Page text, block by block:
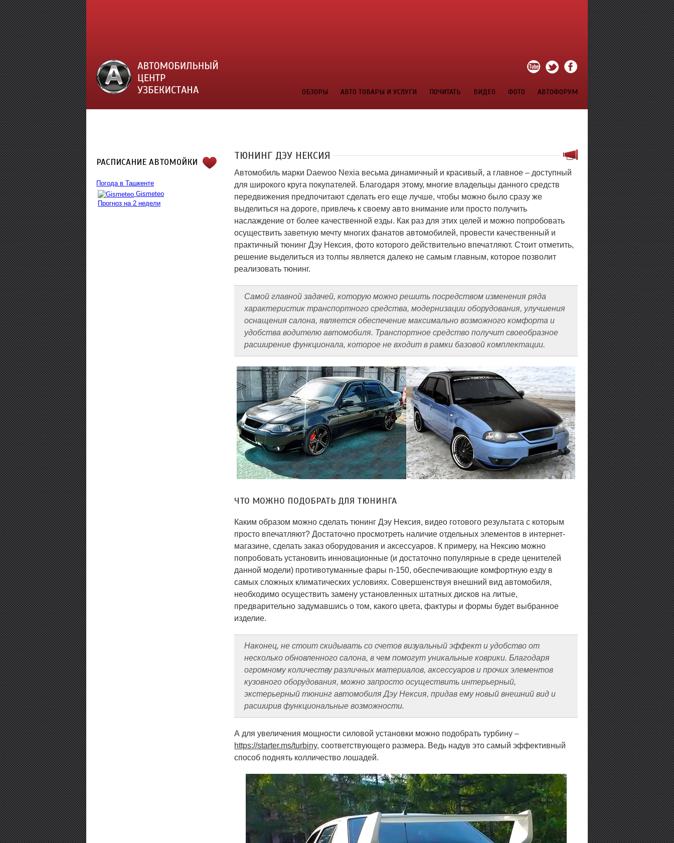
ОБЗОРЫ АВТО ТОВАРЫ И УСЛУГИ ПОЧИТАТЬ ВИДЕО ФОТО АВТОФОРУМ
РАСПИСАНИЕ АВТОМОЙКИ
Погода в Ташкенте
Gismeteo
Прогноз на 2 недели
ТЮНИНГ ДЭУ НЕКСИЯ
Автомобиль марки Daewoo Nexia весьма динамичный и красивый, а главное – доступный
для широкого круга покупателей. Благодаря этому, многие владельцы данного средств
передвижения предпочитают сделать его еще лучше, чтобы можно было сразу же
выделиться на дороге, привлечь к своему авто внимание или просто получить
наслаждение от более качественной езды. Как раз для этих целей и можно попробовать
осуществить заветную мечту многих фанатов автомобилей, провести качественный и
практичный тюнинг Дэу Нексия, фото которого действительно впечатляют. Стоит отметить,
решение выделиться из толпы является далеко не самым главным, которое позволит
реализовать тюнинг.
Самой главной задачей, которую можно решить посредством изменения ряда
характеристик транспортного средства, модернизации оборудования, улучшения
оснащения салона, является обеспечение максимально возможного комфорта и
удобства водителю автомобиля. Транспортное средство получит своеобразное
расширение функционала, которое не входит в рамки базовой комплектации.
ЧТО МОЖНО ПОДОБРАТЬ ДЛЯ ТЮНИНГА
Каким образом можно сделать тюнинг Дэу Нексия, видео готового результата с которым
просто впечатляют? Достаточно просмотреть наличие отдельных элементов в интернет-
магазине, сделать заказ оборудования и аксессуаров. К примеру, на Нексию можно
попробовать установить инновационные (и достаточно популярные в среде ценителей
данной модели) противотуманные фары n-150, обеспечивающие комфортную езду в
самых сложных климатических условиях. Совершенствуя внешний вид автомобиля,
необходимо осуществить замену установленных штатных дисков на литые,
предварительно задумавшись о том, какого цвета, фактуры и формы будет выбранное
изделие.
Наконец, не стоит скидывать со счетов визуальный эффект и удобство от
несколько обновленного салона, в чем помогут уникальные коврики. Благодаря
огромному количеству различных материалов, аксессуаров и прочих элементов
кузовного оборудования, можно запросто осуществить интерьерный,
экстерьерный тюнинг автомобиля Дэу Нексия, придав ему новый внешний вид и
расширив функциональные возможности.
А для увеличения мощности силовой установки можно подобрать турбину –
https://starter.ms/turbiny, соответствующего размера. Ведь надув это самый эффективный
способ поднять колличество лошадей.